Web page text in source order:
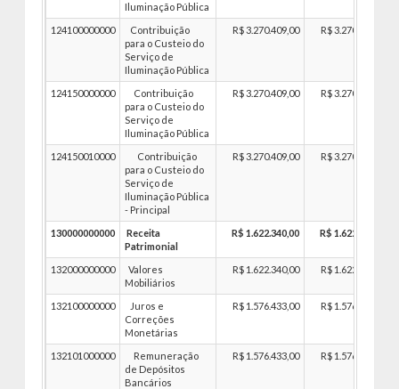
Iluminação Pública
124100000000
Contribuição
para o Custeio do
Serviço de
Iluminação Pública
R$ 3.270.409,00 R$ 3.270.409,00
124150000000
Contribuição
para o Custeio do
Serviço de
Iluminação Pública
R$ 3.270.409,00 R$ 3.270.409,00
124150010000
Contribuição
para o Custeio do
Serviço de
Iluminação Pública
- Principal
R$ 3.270.409,00 R$ 3.270.409,00
130000000000
Receita
Patrimonial
R$ 1.622.340,00 R$ 1.622.340,00
132000000000
Valores
Mobiliários
R$ 1.622.340,00 R$ 1.622.340,00
132100000000
Juros e
Correções
Monetárias
R$ 1.576.433,00 R$ 1.576.433,00
132101000000
Remuneração
de Depósitos
Bancários
R$ 1.576.433,00 R$ 1.576.433,00